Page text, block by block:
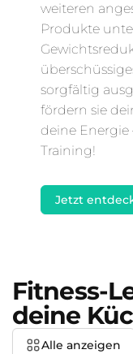
weiteren
Produkte
sorgfältig
fördern sie
deine Energie
Training!
Jetzt
Fitness-
deine
Alle anzeigen